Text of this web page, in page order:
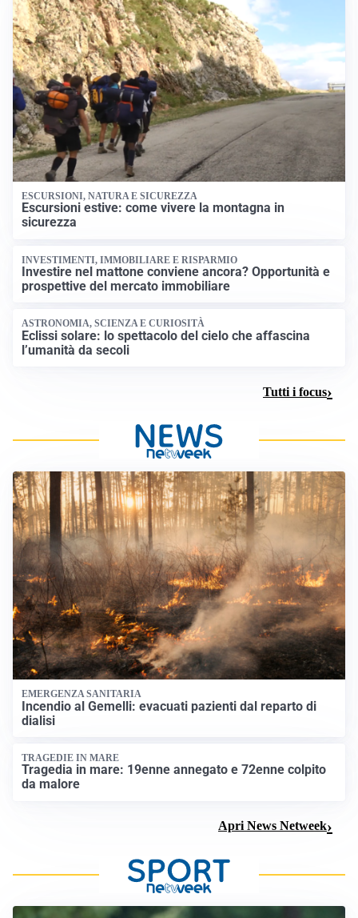
ESCURSIONI, NATURA E SICUREZZA
Escursioni estive: come vivere la montagna in
sicurezza
INVESTIMENTI, IMMOBILIARE E RISPARMIO
Investire nel mattone conviene ancora? Opportunità e
prospettive del mercato immobiliare
ASTRONOMIA, SCIENZA E CURIOSITÀ
Eclissi solare: lo spettacolo del cielo che affascina
l’umanità da secoli
Tutti i focus
EMERGENZA SANITARIA
Incendio al Gemelli: evacuati pazienti dal reparto di
dialisi
TRAGEDIE IN MARE
Tragedia in mare: 19enne annegato e 72enne colpito
da malore
Apri News Netweek